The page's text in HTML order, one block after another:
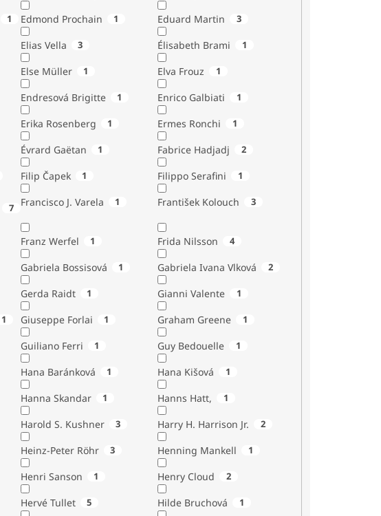
1 Edmond Prochain 1 Eduard Martin 3
Elias Vella 3 Élisabeth Brami 1
Else Müller 1 Elva Frouz 1
Endresová Brigitte 1 Enrico Galbiati 1
Erika Rosenberg 1 Ermes Ronchi 1
Évrard Gaëtan 1 Fabrice Hadjadj 2
Filip Čapek 1 Filippo Serafini 1
7 Francisco J. Varela 1 František Kolouch 3
Franz Werfel 1 Frida Nilsson 4
Gabriela Bossisová 1 Gabriela Ivana Vlková 2
Gerda Raidt 1 Gianni Valente 1
1 Giuseppe Forlai 1 Graham Greene 1
Guiliano Ferri 1 Guy Bedouelle 1
Hana Baránková 1 Hana Kišová 1
Hanna Skandar 1 Hanns Hatt, 1
Harold S. Kushner 3 Harry H. Harrison Jr. 2
Heinz-Peter Röhr 3 Henning Mankell 1
Henri Sanson 1 Henry Cloud 2
Hervé Tullet 5 Hilde Bruchová 1